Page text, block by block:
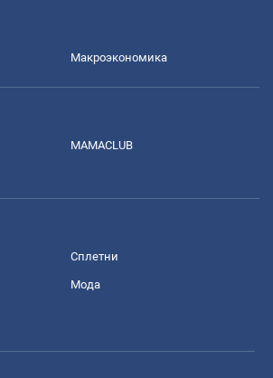
Mакроэкономика
MAMACLUB
Сплетни
Мода